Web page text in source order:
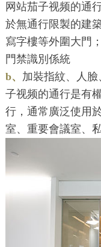
网站茄子视频的通
於無通行限製的建
寫字樓等外圍大門；
門禁識別係統
b、 加裝指紋、人
子视频的通行是有
行，通常廣泛使用
室、重要會議室、